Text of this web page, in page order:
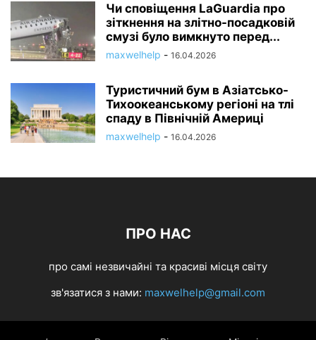
Чи сповіщення LaGuardia про
зіткнення на злітно-посадковій
смузі було вимкнуто перед...
maxwelhelp - 16.04.2026
Туристичний бум в Азіатсько-
Тихоокеанському регіоні на тлі
спаду в Північній Америці
maxwelhelp - 16.04.2026
ПРО НАС
про самі незвичайні та красиві місця світу
зв'язатися з нами: maxwelhelp@gmail.com